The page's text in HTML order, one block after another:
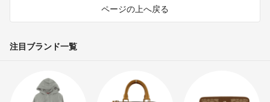
ページの上へ戻る
注目ブランド一覧